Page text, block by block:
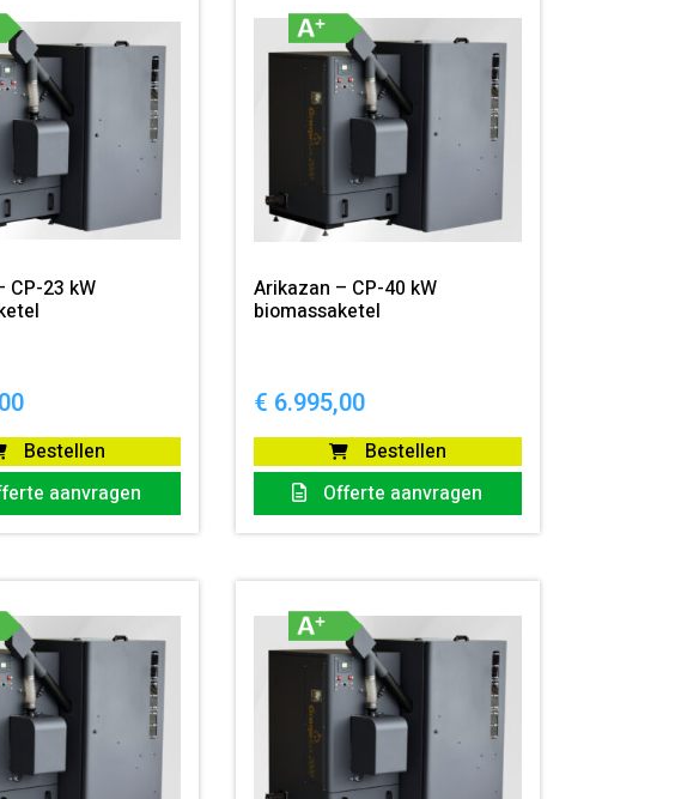
CP-23 kW
Bestellen
aanvragen
Arikazan – CP-40 kW
biomassaketel
€ 6.995,00
Bestellen
Offerte aanvragen